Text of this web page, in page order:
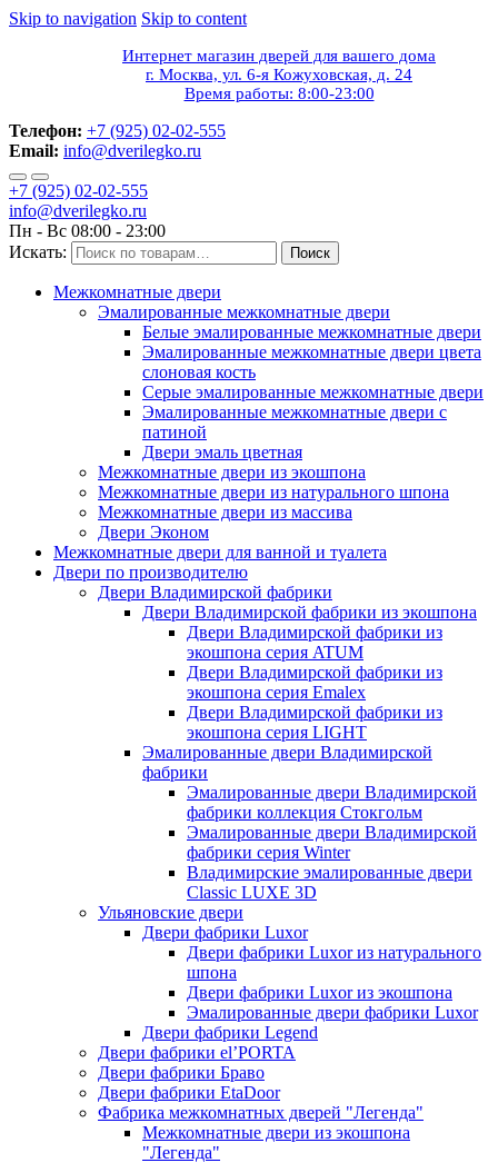
Skip to navigation Skip to content
Интернет магазин дверей для вашего дома
г. Москва, ул. 6-я Кожуховская, д. 24
Время работы: 8:00-23:00
Телефон: +7 (925) 02-02-555
Email: info@dverilegko.ru
+7 (925) 02-02-555
info@dverilegko.ru
Пн - Вс 08:00 - 23:00
Искать:
Поиск
Межкомнатные двери
Эмалированные межкомнатные двери
Белые эмалированные межкомнатные двери
Эмалированные межкомнатные двери цвета
слоновая кость
Серые эмалированные межкомнатные двери
Эмалированные межкомнатные двери c
патиной
Двери эмаль цветная
Межкомнатные двери из экошпона
Межкомнатные двери из натурального шпона
Межкомнатные двери из массива
Двери Эконом
Межкомнатные двери для ванной и туалета
Двери по производителю
Двери Владимирской фабрики
Двери Владимирской фабрики из экошпона
Двери Владимирской фабрики из
экошпона серия ATUM
Двери Владимирской фабрики из
экошпона серия Emalex
Двери Владимирской фабрики из
экошпона серия LIGHT
Эмалированные двери Владимирской
фабрики
Эмалированные двери Владимирской
фабрики коллекция Стокгольм
Эмалированные двери Владимирской
фабрики серия Winter
Владимирские эмалированные двери
Classic LUXE 3D
Ульяновские двери
Двери фабрики Luxor
Двери фабрики Luxor из натурального
шпона
Двери фабрики Luxor из экошпона
Эмалированные двери фабрики Luxor
Двери фабрики Legend
Двери фабрики el’PORTA
Двери фабрики Браво
Двери фабрики EtaDoor
Фабрика межкомнатных дверей "Легенда"
Межкомнатные двери из экошпона
"Легенда"